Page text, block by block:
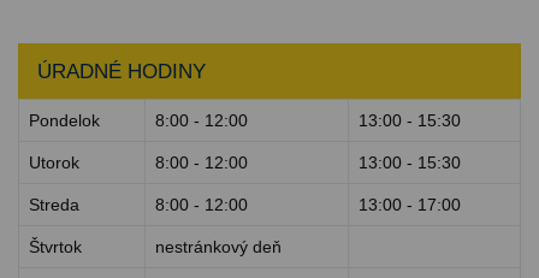
ÚRADNÉ HODINY
Pondelok 8:00 - 12:00 13:00 - 15:30
Utorok 8:00 - 12:00 13:00 - 15:30
Streda 8:00 - 12:00 13:00 - 17:00
Štvrtok nestránkový deň